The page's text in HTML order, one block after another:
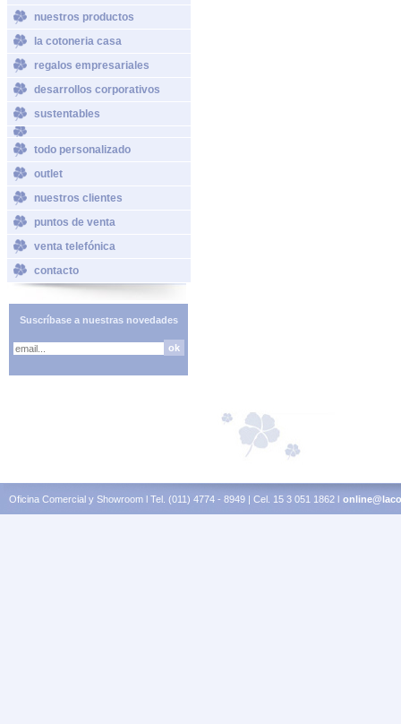
nuestros productos
la cotoneria casa
regalos empresariales
desarrollos corporativos
sustentables
todo personalizado
outlet
nuestros clientes
puntos de venta
venta telefónica
contacto
Suscríbase a nuestras novedades
Oficina Comercial y Showroom l Tel. (011) 4774 - 8949 | Cel. 15 3 051 1862 l